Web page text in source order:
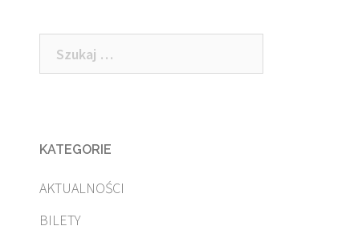
Szukaj:
KATEGORIE
AKTUALNOŚCI
BILETY